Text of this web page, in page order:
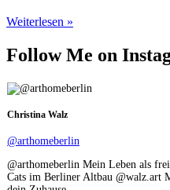
COFFEE
BOOKS
|
INTERIOR
DESIGN
BÜCHER
Weiterlesen »
Follow Me on
Christina Walz
@arthomeberlin
@arthomeberlin Mein Leben als
Cats im Berliner Altbau @walz.art